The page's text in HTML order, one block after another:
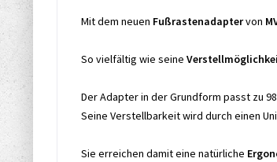
Mit dem neuen Fußrastenadaptervon
So vielfältig wie seine
Der Adapter in der Grundform passt zu
Seine Verstellbarkeit wird durch einen
Sie erreichen damit eine natürliche